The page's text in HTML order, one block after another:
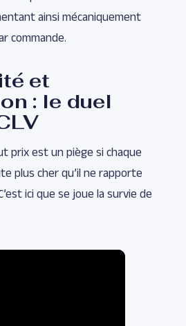
ainsi mécaniquement
commande.
et
: le duel
prix est un piège si chaque
plus cher qu’il ne rapporte
ici que se joue la survie de